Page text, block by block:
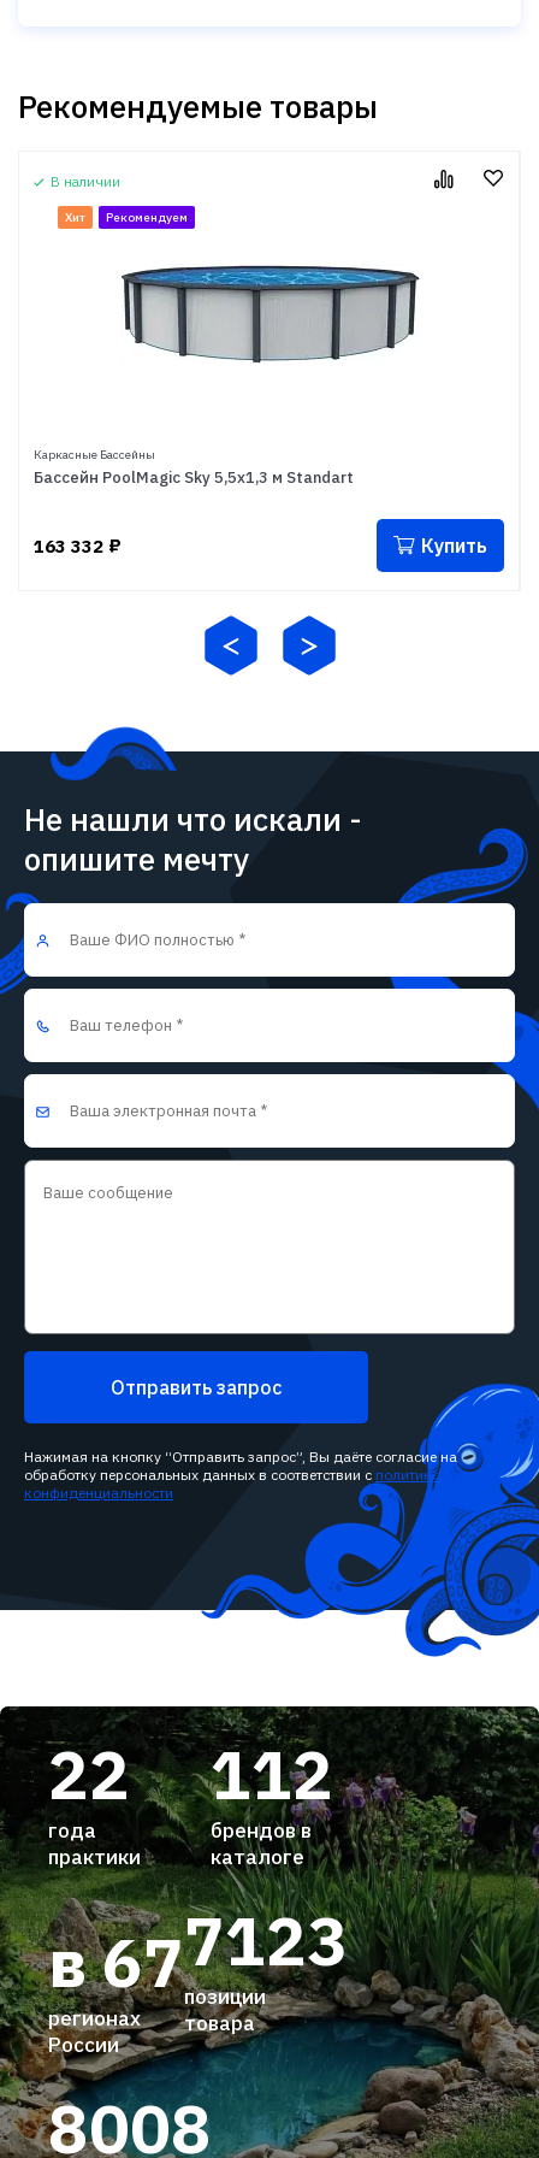
Рекомендуемые товары
В наличии
Хит Рекомендуем
Каркасные Бассейны
Бассейн PoolMagic Sky 5,5x1,3 м Standart
163 332 ₽ Купить
Не нашли что искали -
опишите мечту
Отправить запрос
Нажимая на кнопку “Отправить запрос”, Вы даёте согласие на
обработку персональных данных в соответствии с политикой
конфиденциальности
22
года
практики
112
брендов в
каталоге
7123
позиции
товара
8008
в 67
регионах
России